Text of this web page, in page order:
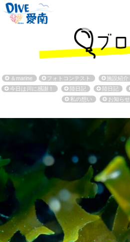
＆marine フォトコンテスト 施設紹介
今日は川に感謝！
陸日記 陸日記
私の想い
お知らせ